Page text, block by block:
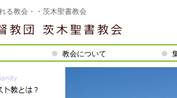
る教会・・茨木聖書教会
教会について